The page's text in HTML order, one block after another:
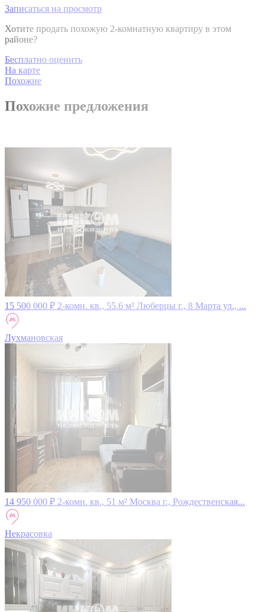
Записаться на просмотр
Хотите продать похожую 2-комнатную квартиру в этом
районе?
Бесплатно оценить
На карте
Похожие
Похожие предложения
15 500 000 ₽ 2-комн. кв., 55.6 м² Люберцы г., 8 Марта ул., ...
Лухмановская
14 950 000 ₽ 2-комн. кв., 51 м² Москва г., Рождественская...
Некрасовка